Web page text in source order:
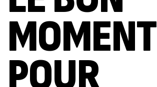
MOMENT